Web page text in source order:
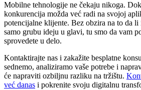
Mobilne tehnologije ne čekaju nikoga.
konkurencija možda već radi na svojoj
potencijalne klijente. Bez obzira na to da li
samo grubu ideju u glavi, tu smo da vam
sprovedete u delo.
Kontaktirajte nas i zakažite besplatne
sednemo, analiziramo vaše potrebe i
će napraviti ozbiljnu razliku na tržištu.
već danas i pokrenite svoju digitalnu